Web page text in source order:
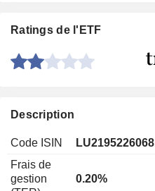
Ratings de l'ETF
Description
Code ISIN
LU2195226068
Frais de
gestion
0.20%